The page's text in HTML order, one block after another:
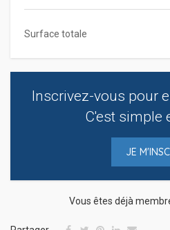
Surface totale
Inscrivez-vous pour
C'est simple
JE
Vous êtes déjà